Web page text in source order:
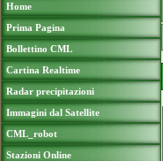
Home
Prima Pagina
Bollettino CML
Cartina Realtime
Radar precipitazioni
Immagini dal Satellite
CML_robot
Stazioni Online